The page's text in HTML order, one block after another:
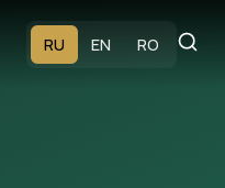
RU EN RO